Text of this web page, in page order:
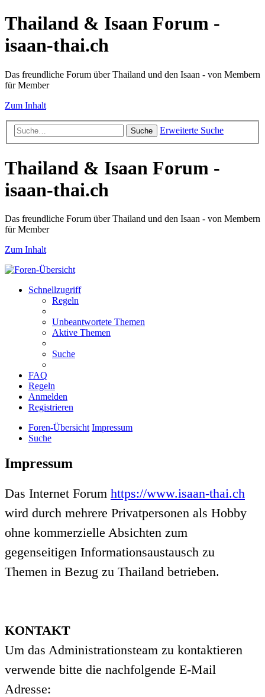
Thailand & Isaan Forum -
isaan-thai.ch
Das freundliche Forum über Thailand und den Isaan - von Membern
für Member
Zum Inhalt
Suche Erweiterte Suche
Thailand & Isaan Forum -
isaan-thai.ch
Das freundliche Forum über Thailand und den Isaan - von Membern
für Member
Zum Inhalt
Schnellzugriff
Regeln
Unbeantwortete Themen
Aktive Themen
Suche
FAQ
Regeln
Anmelden
Registrieren
Foren-Übersicht Impressum
Suche
Impressum
Das Internet Forum https://www.isaan-thai.ch
wird durch mehrere Privatpersonen als Hobby
ohne kommerzielle Absichten zum
gegenseitigen Informationsaustausch zu
Themen in Bezug zu Thailand betrieben.
KONTAKT
Um das Administrationsteam zu kontaktieren
verwende bitte die nachfolgende E-Mail
Adresse: